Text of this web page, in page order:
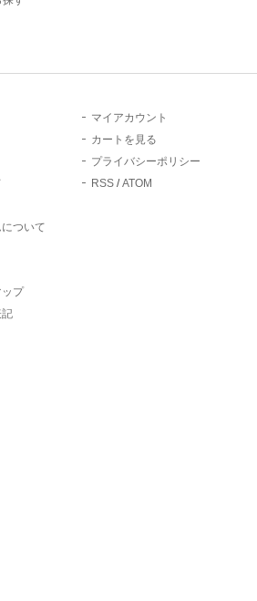
ついて
プ
マイアカウント
カートを見る
プライバシーポリシー
RSS /ATOM